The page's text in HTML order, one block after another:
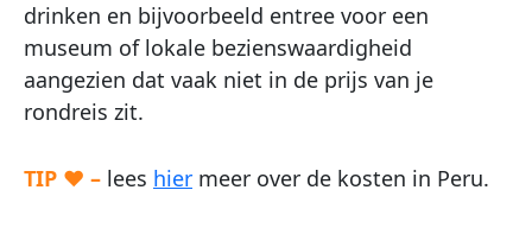
drinken en bijvoorbeeld entree voor een
museum of lokale bezienswaardigheid
aangezien dat vaak niet in de prijs van je
rondreis zit.
TIP ♥ – lees hier meer over de kosten in Peru.